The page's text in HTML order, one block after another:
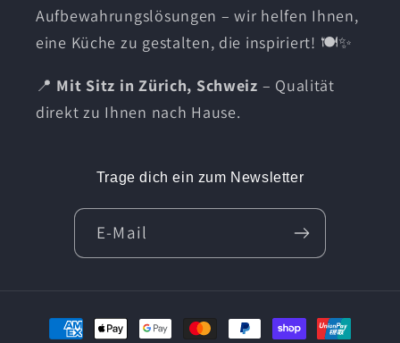
Aufbewahrungslösungen – wir helfen Ihnen,
eine Küche zu gestalten, die inspiriert! 🍽️✨
📍 Mit Sitz in Zürich, Schweiz – Qualität
direkt zu Ihnen nach Hause.
Trage dich ein zum Newsletter
E-Mail
Zahlungsmethoden